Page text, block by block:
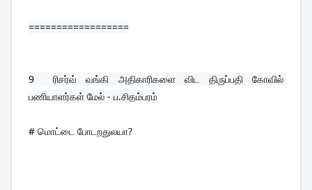
==================
9 ரிசர்வ் வங்கி அதிகாரிகளை விட திருப்பதி கோவில்
பணியாளர்கள் மேல் - ப.சிதம்பரம்
# மொட்டை போடறதுலயா?